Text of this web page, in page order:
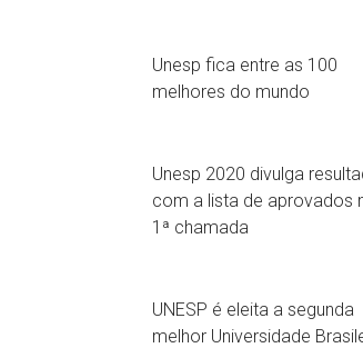
Unesp fica entre as 100
melhores do mundo
Unesp 2020 divulga
com a lista de aprovados
1ª chamada
UNESP é eleita a segunda
melhor Universidade